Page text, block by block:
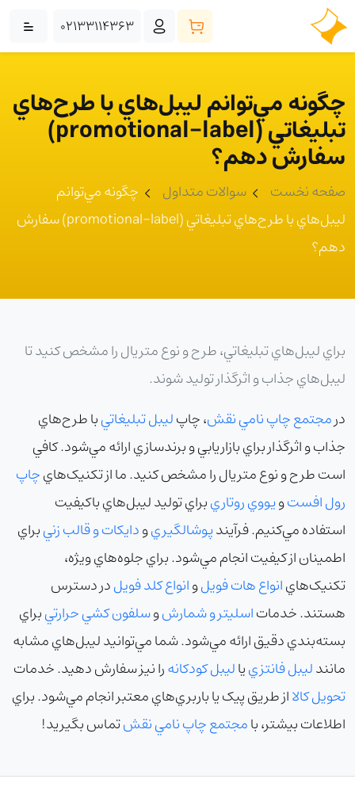
02133114363
چگونه مي‌توانم ليبل‌هاي با طرح‌هاي
تبليغاتي (promotional-label)
سفارش دهم؟
صفحه نخست سوالات متداول
چگونه مي‌توانم
ليبل‌هاي با طرح‌هاي تبليغاتي (promotional-label) سفارش
دهم؟
براي ليبل‌هاي تبليغاتي، طرح و نوع متريال را مشخص کنيد تا
ليبل‌هاي جذاب و اثرگذار توليد شوند.
درمجتمع چاپ نامي نقش، چاپليبل تبليغاتيبا طرح‌هاي
جذاب و اثرگذار براي بازاريابي و برندسازي ارائه مي‌شود. کافي
است طرح و نوع متريال را مشخص کنيد. ما از تکنيک‌هايچاپ
رول افستويووي روتاريبراي توليد ليبل‌هاي باکيفيت
استفاده مي‌کنيم. فرآيندپوشالگيريودايکات و قالب زنيبراي
اطمينان از کيفيت انجام مي‌شود. براي جلوه‌هاي ويژه،
تکنيک‌هايانواع هات فويلوانواع کلد فويلدر دسترس
هستند. خدماتاسليتر و شمارشوسلفون کشي حرارتيبراي
بسته‌بندي دقيق ارائه مي‌شود. شما مي‌توانيد ليبل‌هاي مشابه
مانندليبل فانتزيياليبل کودکانهرا نيز سفارش دهيد. خدمات
تحويل کالااز طريق پيک يا باربري‌هاي معتبر انجام مي‌شود. براي
اطلاعات بيشتر، بامجتمع چاپ نامي نقشتماس بگيريد!